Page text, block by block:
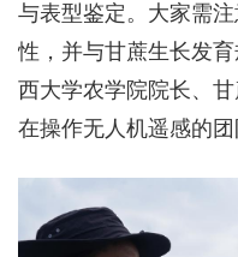
与表型鉴定。大家需
性，并与甘蔗生长发
西大学农学院院长、
在操作无人机遥感的团